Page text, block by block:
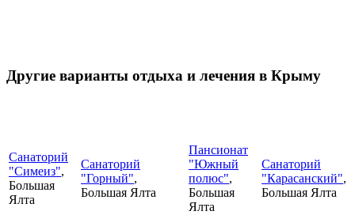
Другие варианты отдыха и лечения в Крыму
Санаторий
"Симеиз",
Большая
Ялта
Санаторий
"Горный",
Большая Ялта
Пансионат
"Южный
полюс",
Большая
Ялта
Санаторий
"Карасанский",
Большая Ялта